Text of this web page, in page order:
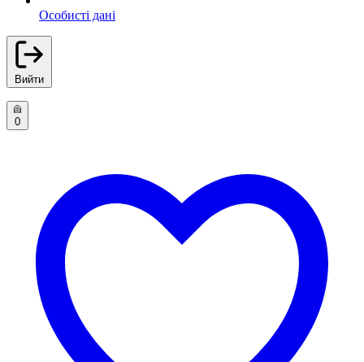
Особисті дані
Вийти
0